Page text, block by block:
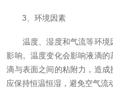
3、环境因素
温度、湿度和气流等环境
影响。温度变化会影响液滴
滴与表面之间的粘附力，造
应保持恒温恒湿，避免空气流